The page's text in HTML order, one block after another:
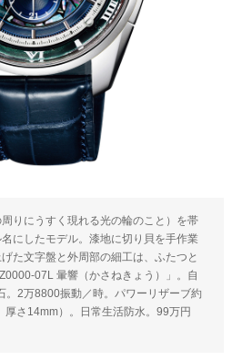
りにうすく現れる光の輪のこと）を帯
にしたモデル。漆地に切り貝を手作業
た文字盤と外周部の細工は、ふたつと
07L 暈響（かさねきょう）」。自
。2万8800振動／時。パワーリザーブ約
さ14mm）。日常生活防水。99万円